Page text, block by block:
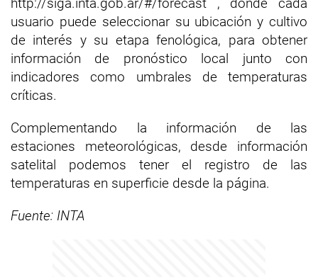
usuario puede seleccionar su ubicación y cultivo
de interés y su etapa fenológica, para obtener
información de pronóstico local junto con
indicadores como umbrales de temperaturas
críticas.
Complementando la información de las
estaciones meteorológicas, desde información
satelital podemos tener el registro de las
temperaturas en superficie desde la página.
Fuente: INTA